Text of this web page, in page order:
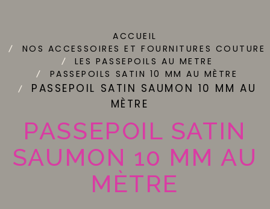
ACCUEIL
NOS ACCESSOIRES ET FOURNITURES COUTURE
LES PASSEPOILS AU METRE
PASSEPOILS SATIN 10 MM AU MÈTRE
PASSEPOIL SATIN SAUMON 10 MM AU
MÈTRE
PASSEPOIL SATIN
SAUMON 10 MM AU
MÈTRE